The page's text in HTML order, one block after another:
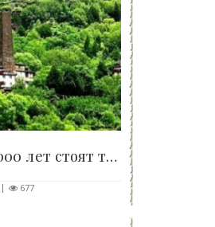
В Гималаях уже 1000 лет стоят таинственные башни..
677